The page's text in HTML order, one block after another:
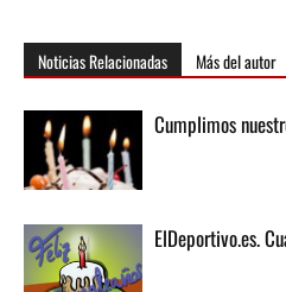
Noticias Relacionadas Más del autor
Cumplimos
ElDeportivo.es.